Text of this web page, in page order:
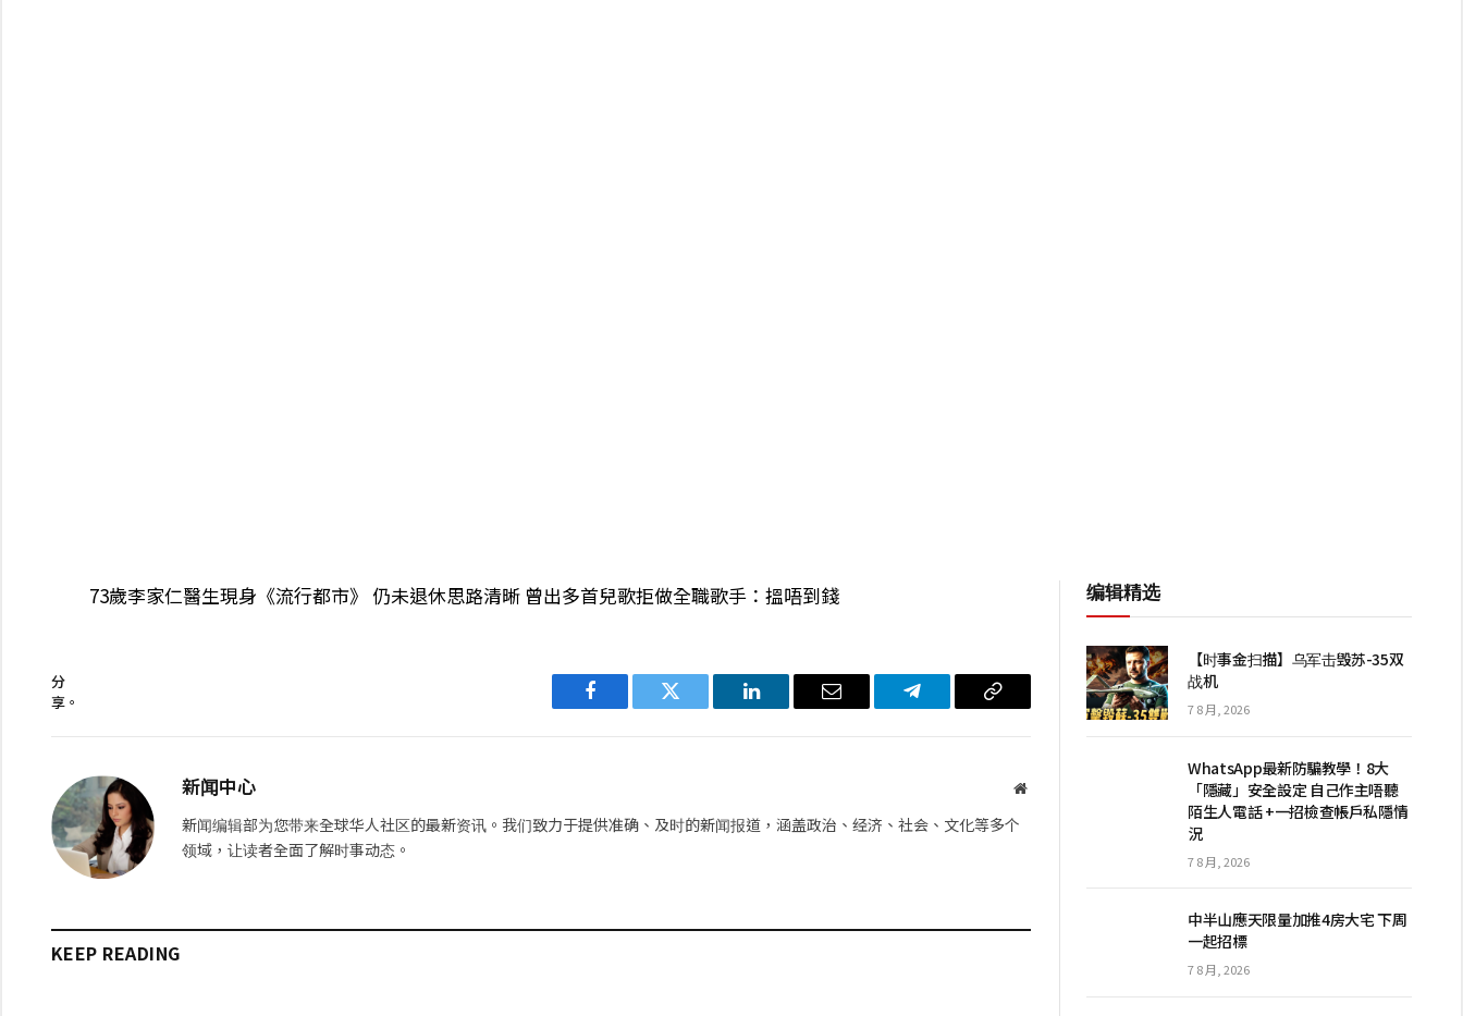
73歲李家仁醫生現身《流行都市》 仍未退休思路清晰 曾出多首兒歌拒做全職歌手：搵唔到錢
分
享。
Facebook Twitter LinkedIn 电
Telegram 复
新闻中心
网
新闻编辑部为您带来全球华人社区的最新资讯。我们致力于提供准确、及时的新闻报道，涵盖政治、经济、社会、文化等多个
领域，让读者全面了解时事动态。
KEEP READING
编辑精选
【时事金扫描】乌军击毁苏-35双
战机
7 8 月, 2026
WhatsApp最新防騙教學！8大
「隱藏」安全設定 自己作主唔聽
陌生人電話 +一招檢查帳戶私隱情
況
7 8 月, 2026
中半山應天限量加推4房大宅 下周
一起招標
7 8 月, 2026